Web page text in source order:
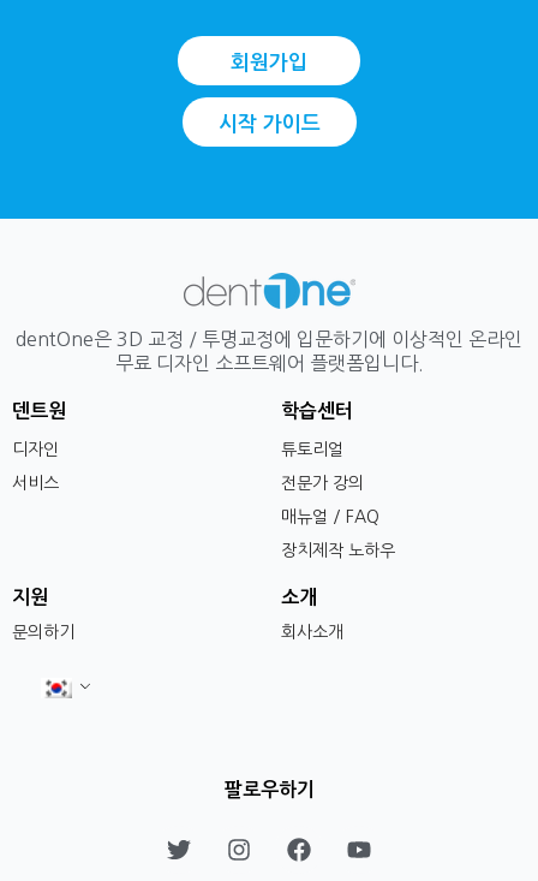
회원가입
시작 가이드
dentOne은 3D 교정 / 투명교정에 입문하기에 이상적인 온라인
무료 디자인 소프트웨어 플랫폼입니다.
덴트원
디자인
서비스
학습센터
튜토리얼
전문가 강의
매뉴얼 / FAQ
장치제작 노하우
지원
문의하기
소개
회사소개
팔로우하기
T
w
I
n
F
a
Y
o